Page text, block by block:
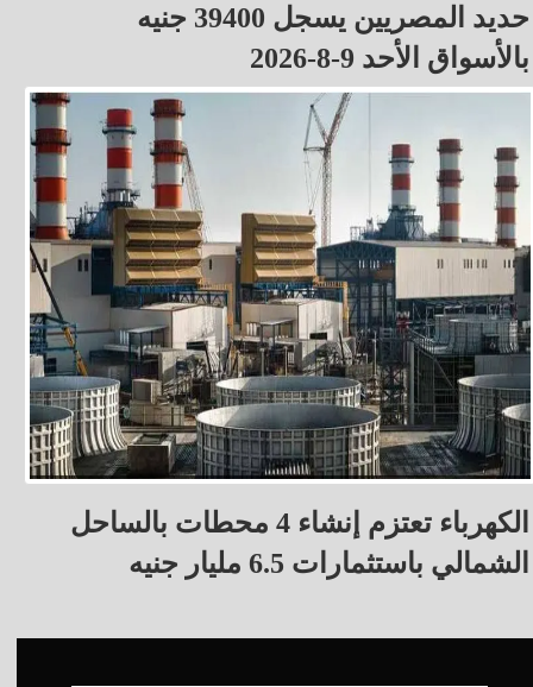
حديد المصريين يسجل 39400 جنيه
بالأسواق الأحد 9-8-2026
الكهرباء تعتزم إنشاء 4 محطات بالساحل
الشمالي باستثمارات 6.5 مليار جنيه